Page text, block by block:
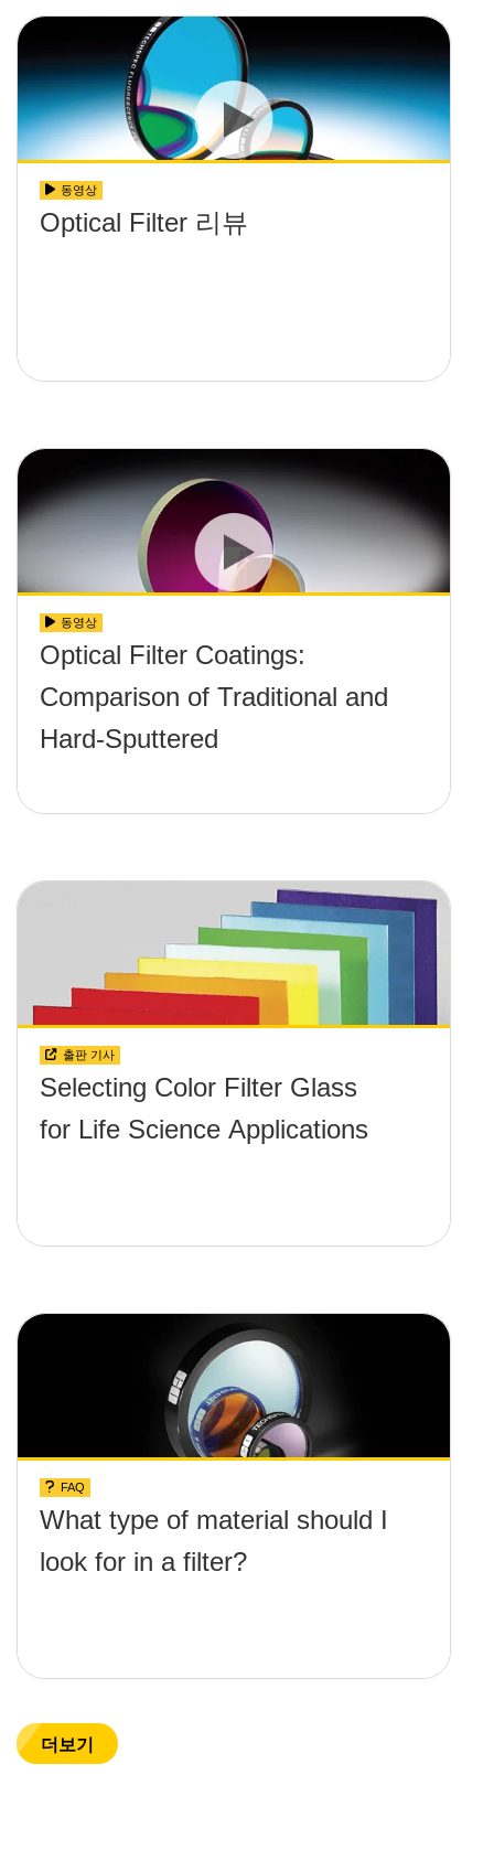
동영상
Optical Filter 리뷰
동영상
Optical Filter Coatings:
Comparison of Traditional and
Hard-Sputtered
출판 기사
Selecting Color Filter Glass
for Life Science Applications
FAQ
What type of material should I
look for in a filter?
더보기